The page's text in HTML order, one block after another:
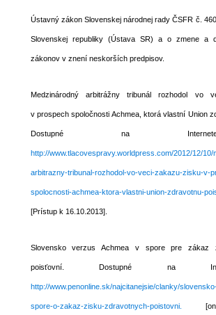
Ústavný zákon Slovenskej národnej rady ČSFR č.
Slovenskej republiky (Ústava SR) a o zmene a
zákonov v znení neskorších predpisov.
Medzinárodný arbitrážny tribunál rozhodol vo
v prospech spoločnosti Achmea, ktorá vlastní Union
Dostupné na
http://www.tlacovespravy.worldpress.com/2012/12/10/
arbitrazny-tribunal-rozhodol-vo-veci-zakazu-zisku-v-
spolocnosti-achmea-ktora-vlastni-union-zdravotnu-
[Prístup k
Slovensko verzus Achmea v spore pre zákaz
poisťovní. Dostupné na
http://www.penonline.sk/najcitanejsie/clanky/
spore-o-zakaz-zisku-zdravotnych-poistovni.